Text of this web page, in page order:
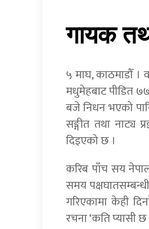
गायक
५ माघ, काठमाडौँ ।
मधुमेहबाट पीडित ७७
बजे निधन भएको
सङ्गीत तथा नाट्य
दिइएको छ ।
करिब पाँच सय
समय
गरिएकामा केही
रचना ‘कति प्यासी